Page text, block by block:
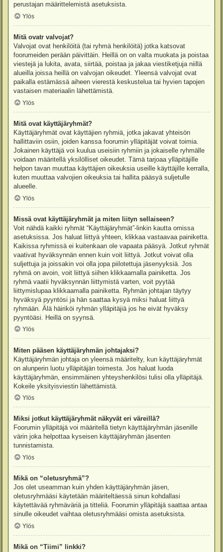
perustajan määrittelemistä asetuksista.
Ylös
Mitä ovatr valvojat?
Valvojat ovat henkilöitä (tai ryhmä henkilöitä) jotka katsovat
foorumeiden perään päivittäin. Heillä on on valta muokata ja poistaa
viestejä ja lukita, avata, siirtää, poistaa ja jakaa viestiketjuja niillä
alueilla joissa heillä on valvojan oikeudet. Yleensä valvojat ovat
paikalla estämässä aiheen vierestä keskustelua tai hyvien tapojen
vastaisen materiaalin lähettämistä.
Ylös
Mitä ovat käyttäjäryhmät?
Käyttäjäryhmät ovat käyttäjien ryhmiä, jotka jakavat yhteisön
hallittaviin osiin, joiden kanssa foorumin ylläpitäjät voivat toimia.
Jokainen käyttäjä voi kuulua useisiin ryhmiin ja jokaiselle ryhmälle
voidaan määritellä yksilölliset oikeudet. Tämä tarjoaa ylläpitäjille
helpon tavan muuttaa käyttäjien oikeuksia useille käyttäjille kerralla,
kuten muuttaa valvojien oikeuksia tai hallita pääsyä suljetulle
alueelle.
Ylös
Missä ovat käyttäjäryhmät ja miten liityn sellaiseen?
Voit nähdä kaikki ryhmät “Käyttäjäryhmät”-linkin kautta omissa
asetuksissa. Jos haluat liittyä yhteen, klikkaa vastaavaa painiketta.
Kaikissa ryhmissä ei kuitenkaan ole vapaata pääsyä. Jotkut ryhmät
vaativat hyväksynnän ennen kuin voit liittyä. Jotkut voivat olla
suljettuja ja joissakin voi olla jopa piilotettuja jäsenyyksiä. Jos
ryhmä on avoin, voit liittyä siihen klikkaamalla painiketta. Jos
ryhmä vaatii hyväksynnän liittymistä varten, voit pyytää
liittymislupaa klikkaamalla painiketta. Ryhmän johtajan täytyy
hyväksyä pyyntösi ja hän saattaa kysyä miksi haluat liittyä
ryhmään. Älä häiriköi ryhmän ylläpitäjiä jos he eivät hyväksy
pyyntöäsi. Heillä on syynsä.
Ylös
Miten pääsen käyttäjäryhmän johtajaksi?
Käyttäjäryhmän johtaja on yleensä määritelty, kun käyttäjäryhmät
on alunperin luotu ylläpitäjän toimesta. Jos haluat luoda
käyttäjäryhmän, ensimmäinen yhteyshenkilösi tulisi olla ylläpitäjä.
Kokeile yksityisviestin lähettämistä.
Ylös
Miksi jotkut käyttäjäryhmät näkyvät eri väreillä?
Foorumin ylläpitäjä voi määritellä tietyn käyttäjäryhmän jäsenille
värin joka helpottaa kyseisen käyttäjäryhmän jäsenten
tunnistamista.
Ylös
Mikä on “oletusryhmä”?
Jos olet useamman kuin yhden käyttäjäryhmän jäsen,
oletusryhmääsi käytetään määriteltäessä sinun kohdallasi
käytettävää ryhmäväriä ja titteliä. Foorumin ylläpitäjä saattaa antaa
sinulle oikeudet vaihtaa oletusryhmääsi omista asetuksista.
Ylös
Mikä on “Tiimi” linkki?